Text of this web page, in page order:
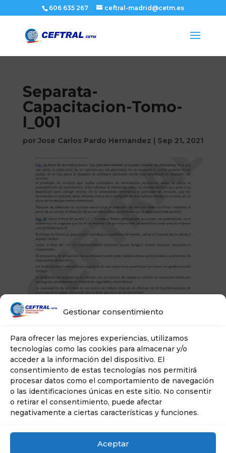
Gestionar consentimiento
Para ofrecer las mejores experiencias, utilizamos
tecnologías como las cookies para almacenar y/o
acceder a la información del dispositivo. El
consentimiento de estas tecnologías nos permitirá
procesar datos como el comportamiento de navegación
o las identificaciones únicas en este sitio. No consentir
o retirar el consentimiento, puede afectar
negativamente a ciertas características y funciones.
Aceptar
606 635 267 ceftral-madrid@cetm.es
Separata-
Capacitacion-Tomo-
I_001
por Jose Carlos Pardo Hernandez | Sep 21, 2021